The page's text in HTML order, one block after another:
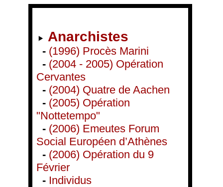
Anarchistes
- (1996) Procès Marini
- (2004 - 2005) Opération
Cervantes
- (2004) Quatre de Aachen
- (2005) Opération
"Nottetempo"
- (2006) Emeutes Forum
Social Européen d’Athènes
- (2006) Opération du 9
Février
- Individus